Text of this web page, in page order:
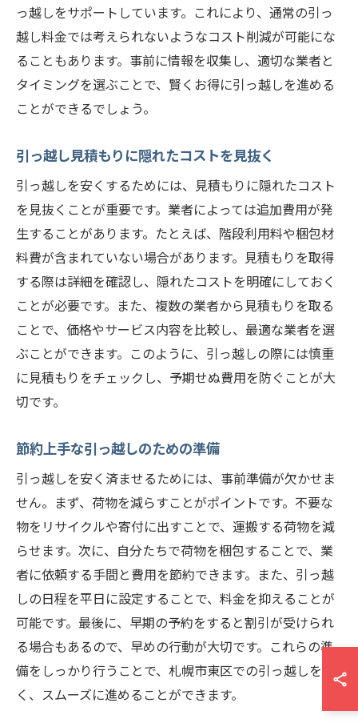
っ越しをサポートしています。これにより、通常の引っ
越し料金では考えられないようなコスト削減が可能にな
ることもあります。事前に情報を収集し、適切な業者と
タイミングを選ぶことで、賢くお得に引っ越しを進める
ことができるでしょう。
引っ越し見積もりに隠れたコストを見抜く
引っ越しを安くするためには、見積もりに隠れたコスト
を見抜くことが重要です。業者によっては追加費用が発
生することがあります。たとえば、階段利用料や梱包材
料費が含まれていない場合があります。見積もりを取得
する際は詳細を確認し、隠れたコストを明確にしておく
ことが必要です。また、複数の業者から見積もりを取る
ことで、価格やサービス内容を比較し、最適な業者を選
ぶことができます。このように、引っ越しの際には慎重
に見積もりをチェックし、予期せぬ費用を防ぐことが大
切です。
節約上手な引っ越しのための準備
引っ越しを安く済ませるためには、事前準備が欠かせま
せん。まず、荷物を減らすことがポイントです。不要な
物をリサイクルや寄付に出すことで、運搬する荷物を減
らせます。次に、自分たちで荷物を梱包することで、業
者に依頼する手間と費用を節約できます。また、引っ越
しの日程を平日に設定することで、料金を抑えることが
可能です。最後に、早期の予約をすると割引が受けられ
る場合もあるので、早めの行動が大切です。これらの準
備をしっかり行うことで、札幌市東区での引っ越しを安
く、スムーズに進めることができます。